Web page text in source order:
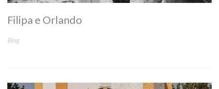
Filipa e Orlando
Blog